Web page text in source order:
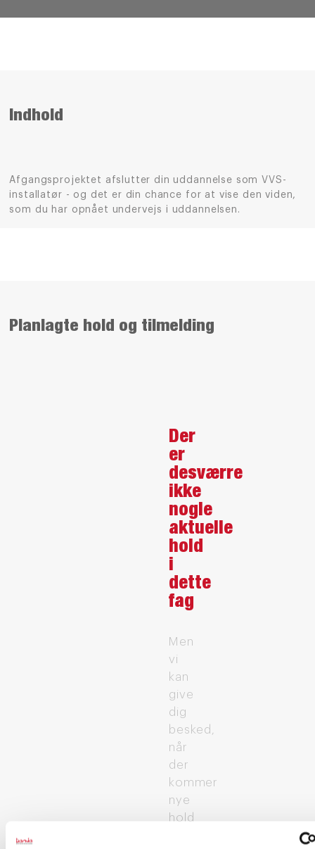
Indhold
Afgangsprojektet afslutter din uddannelse som VVS-
installatør - og det er din chance for at vise den viden,
som du har opnået undervejs i uddannelsen.
Planlagte hold og tilmelding
Der
er
desværre
ikke
nogle
aktuelle
hold
i
dette
fag
Men
vi
kan
give
dig
besked,
når
der
kommer
nye
hold